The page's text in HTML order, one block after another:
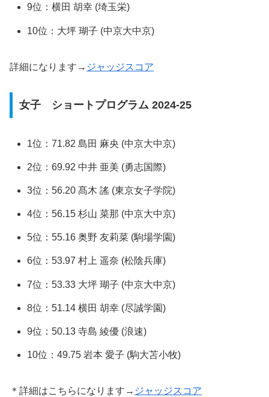
9位：横田 胡幸 (埼玉栄)
10位：大坪 瑚子 (中京大中京)
詳細になります→ ジャッジスコア
女子 ショートプログラム 2024-25
1位：71.82 島田 麻央 (中京大中京)
2位：69.92 中井 亜美 (勇志国際)
3位：56.20 髙木 謠 (東京女子学院)
4位：56.15 杉山 菜那 (中京大中京)
5位：55.16 奥野 友莉菜 (駒場学園)
6位：53.97 村上 遥奈 (松陰兵庫)
7位：53.33 大坪 瑚子 (中京大中京)
8位：51.14 横田 胡幸 (尽誠学園)
9位：50.13 寺島 綾優 (浪速)
10位：49.75 岩本 愛子 (駒大苫小牧)
＊詳細はこちらになります→ ジャッジスコア